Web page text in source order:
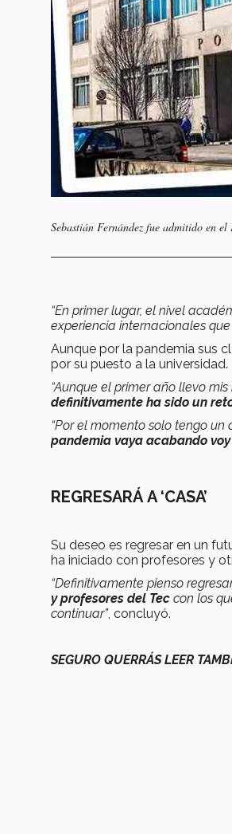
Sebastián Fernández fue admitido en
“En primer lugar, el nivel
experiencia internacionales
Aunque por la pandemia sus
por su puesto a la universidad.
“Aunque el primer año llevo
definitivamente ha sido un
“Por el momento solo tengo
pandemia vaya acabando
REGRESARÁ A ‘CASA’
Su deseo es regresar en un
ha iniciado con profesores y
“Definitivamente pienso
y profesores del Tec con los
continuar”, concluyó.
SEGURO QUERRÁS LEER